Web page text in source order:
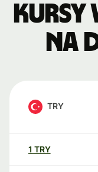
Kursy
na
TRY
1 TRY